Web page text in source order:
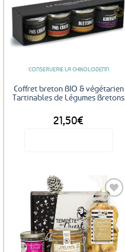
Ajouter
aux
CONSERVERIE LA CHIKOLODENN
Coffret breton BIO & végétarien
Tartinables de Légumes Bretons
21,50€
Ajouter
aux
favoris